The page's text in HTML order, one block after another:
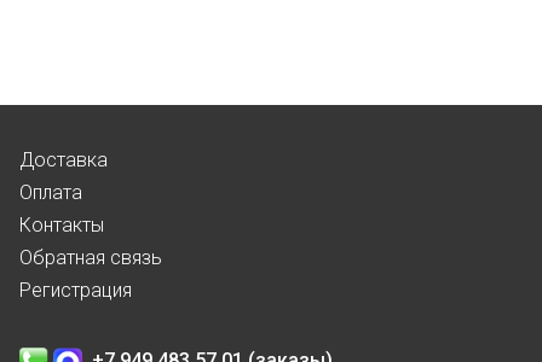
Доставка
Оплата
Контакты
Обратная связь
Регистрация